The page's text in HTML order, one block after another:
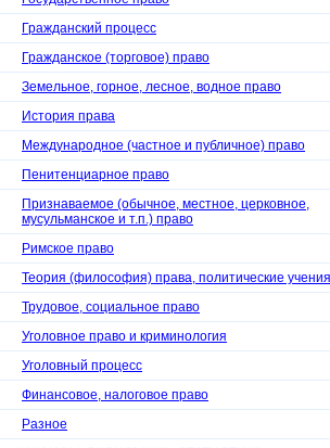
Гражданский процесс
Гражданское (торговое) право
Земельное, горное, лесное, водное право
История права
Международное (частное и публичное) право
Пенитенциарное право
Признаваемое (обычное, местное, церковное,
мусульманское и т.п.) право
Римское право
Теория (философия) права, политические учения
Трудовое, социальное право
Уголовное право и криминология
Уголовный процесс
Финансовое, налоговое право
Разное